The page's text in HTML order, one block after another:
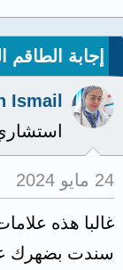
إجابة الطاقم
Ismail
24 مايو 2024
غالبا هذه
سندت بضهرك